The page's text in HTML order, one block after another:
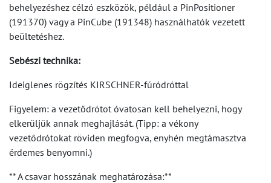
behelyezéshez célzó eszközök, például a PinPositioner
(191370) vagy a PinCube (191348) használhatók vezetett
beültetéshez.
Sebészi technika:
Ideiglenes rögzítés KIRSCHNER-fúródróttal
Figyelem: a vezetődrótot óvatosan kell behelyezni, hogy
elkerüljük annak meghajlását. (Tipp: a vékony
vezetődrótokat röviden megfogva, enyhén megtámasztva
érdemes benyomni.)
** A csavar hosszának meghatározása:**